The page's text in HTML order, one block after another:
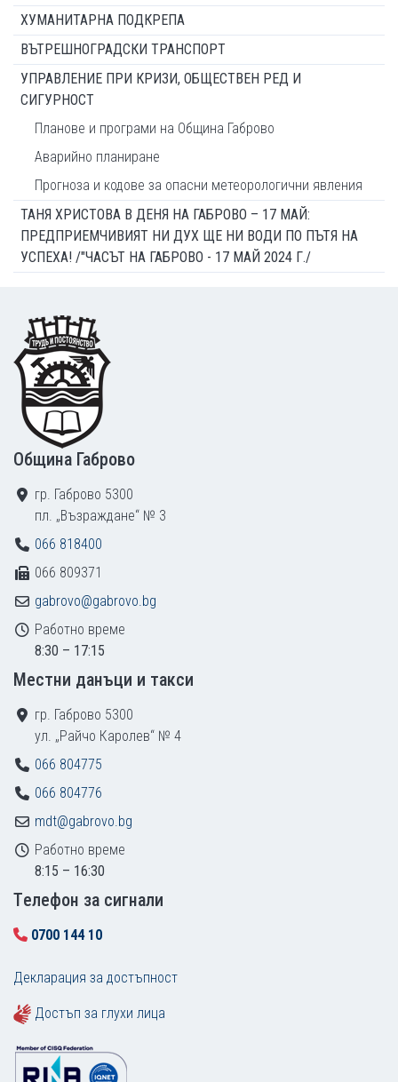
ХУМАНИТАРНА ПОДКРЕПА
ВЪТРЕШНОГРАДСКИ ТРАНСПОРТ
УПРАВЛЕНИЕ ПРИ КРИЗИ, ОБЩЕСТВЕН РЕД И
СИГУРНОСТ
Планове и програми на Община Габрово
Аварийно планиране
Прогноза и кодове за опасни метеорологични явления
ТАНЯ ХРИСТОВА В ДЕНЯ НА ГАБРОВО – 17 МАЙ:
ПРЕДПРИЕМЧИВИЯТ НИ ДУХ ЩЕ НИ ВОДИ ПО ПЪТЯ НА
УСПЕХА! /"ЧАСЪТ НА ГАБРОВО - 17 МАЙ 2024 Г./
Footer
Община Габрово
гр. Габрово 5300
пл. „Възраждане“ № 3
066 818400
066 809371
gabrovo@gabrovo.bg
Работно време
8:30 – 17:15
Местни данъци и такси
гр. Габрово 5300
ул. „Райчо Каролев“ № 4
066 804775
066 804776
mdt@gabrovo.bg
Работно време
8:15 – 16:30
Tелефон за сигнали
0700 144 10
Декларация за достъпност
Достъп за глухи лица